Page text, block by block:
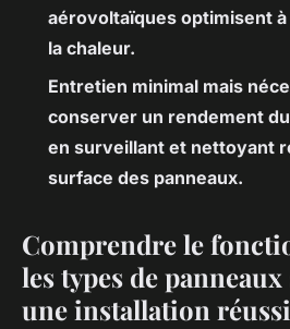
aérovoltaïques optimisent
la chaleur.
Entretien minimal mais
conserver un rendement
en surveillant et nettoyant
surface des panneaux.
Comprendre le
les types de
une installation